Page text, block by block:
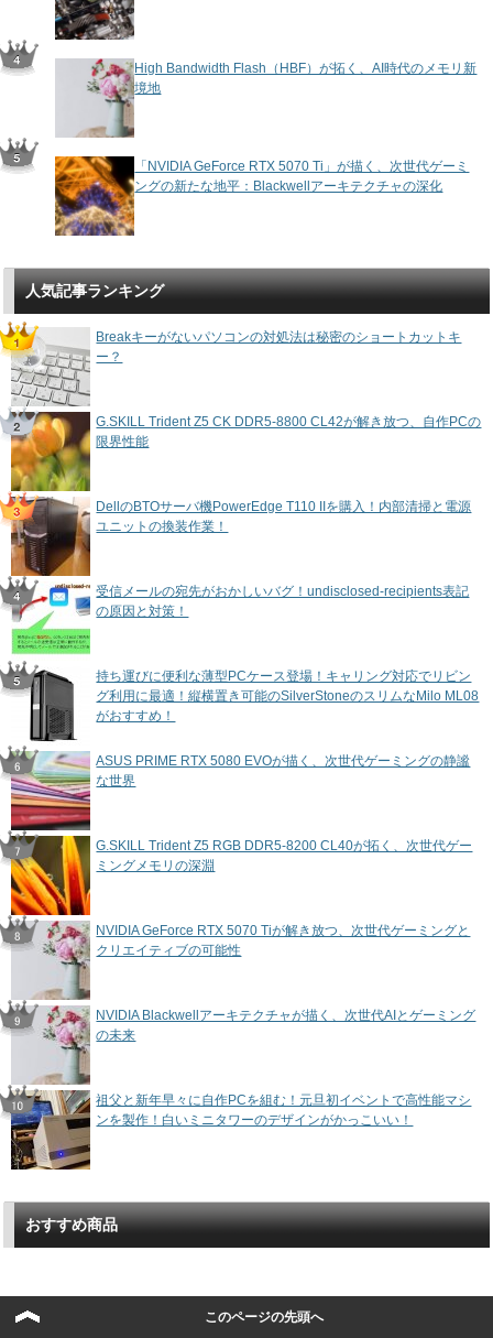
High Bandwidth Flash（HBF）が拓く、AI時代のメモリ新
境地
「NVIDIA GeForce RTX 5070 Ti」が描く、次世代ゲーミ
ングの新たな地平：Blackwellアーキテクチャの深化
人気記事ランキング
Breakキーがないパソコンの対処法は秘密のショートカットキ
ー？
G.SKILL Trident Z5 CK DDR5-8800 CL42が解き放つ、自作PCの
限界性能
DellのBTOサーバ機PowerEdge T110 IIを購入！内部清掃と電源
ユニットの換装作業！
受信メールの宛先がおかしいバグ！undisclosed-recipients表記
の原因と対策！
持ち運びに便利な薄型PCケース登場！キャリング対応でリビン
グ利用に最適！縦横置き可能のSilverStoneのスリムなMilo ML08
がおすすめ！
ASUS PRIME RTX 5080 EVOが描く、次世代ゲーミングの静謐
な世界
G.SKILL Trident Z5 RGB DDR5-8200 CL40が拓く、次世代ゲー
ミングメモリの深淵
NVIDIA GeForce RTX 5070 Tiが解き放つ、次世代ゲーミングと
クリエイティブの可能性
NVIDIA Blackwellアーキテクチャが描く、次世代AIとゲーミング
の未来
祖父と新年早々に自作PCを組む！元旦初イベントで高性能マシ
ンを製作！白いミニタワーのデザインがかっこいい！
おすすめ商品
このページの先頭へ